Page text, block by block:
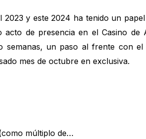
y este 2024 ha tenido un
de presencia en el Casino de
semanas, un paso al frente con
mes de octubre en exclusiva.
múltiplo de…